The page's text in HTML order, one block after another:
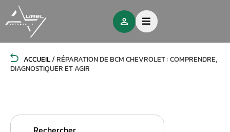
ACCUEIL/RÉPARATION DE BCM CHEVROLET : COMPRENDRE,
DIAGNOSTIQUER ET AGIR
Search